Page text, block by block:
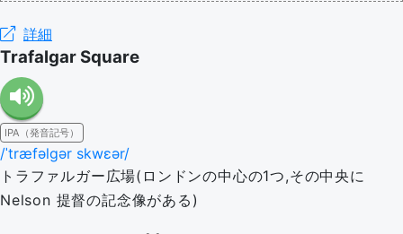
詳細
Trafalgar Square
IPA（発音記号）
/ˈtræfəlɡər skwɛər/
トラファルガー広場(ロンドンの中心の1つ,その中央に
Nelson 提督の記念像がある)